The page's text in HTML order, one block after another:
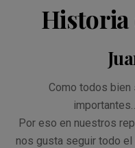
Historia
Como todos
Por eso en nuestros
nos gusta seguir todo el